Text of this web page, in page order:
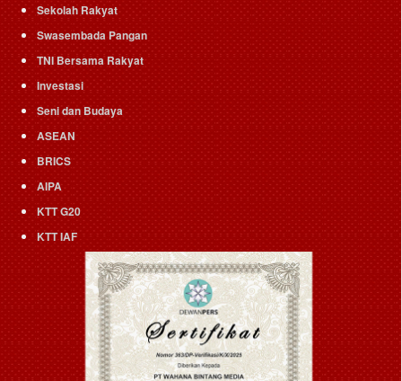
Sekolah Rakyat
Swasembada Pangan
TNI Bersama Rakyat
Investasi
Seni dan Budaya
ASEAN
BRICS
AIPA
KTT G20
KTT IAF